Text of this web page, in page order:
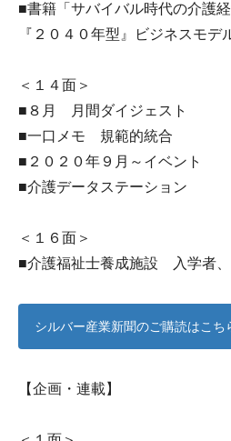
■書籍「サバイバル時代の介護
『２０４０年型』ビジネスモデ
＜１４面＞
■８月 月間ダイジェスト
■一口メモ 規範的統合
■２０２０年９月～イベント
■介護データステーション
＜１６面＞
■介護福祉士養成施設 入学者
シルバー産業新聞のご購読はこち
【企画・連載】